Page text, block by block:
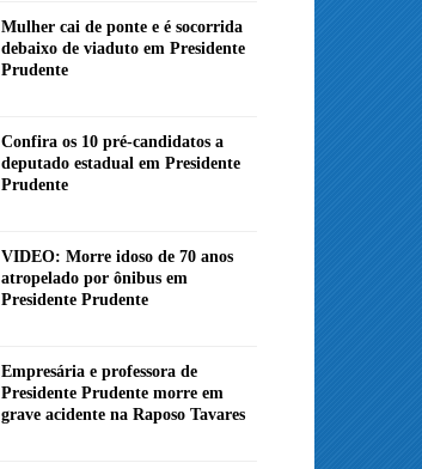
Mulher cai de ponte e é socorrida
debaixo de viaduto em Presidente
Prudente
Confira os 10 pré-candidatos a
deputado estadual em Presidente
Prudente
VIDEO: Morre idoso de 70 anos
atropelado por ônibus em
Presidente Prudente
Empresária e professora de
Presidente Prudente morre em
grave acidente na Raposo Tavares